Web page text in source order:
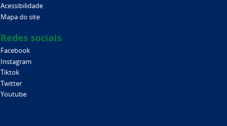
Acessibilidade
Mapa do site
Redes sociais
Facebook
Instagram
Tiktok
Twitter
Youtube